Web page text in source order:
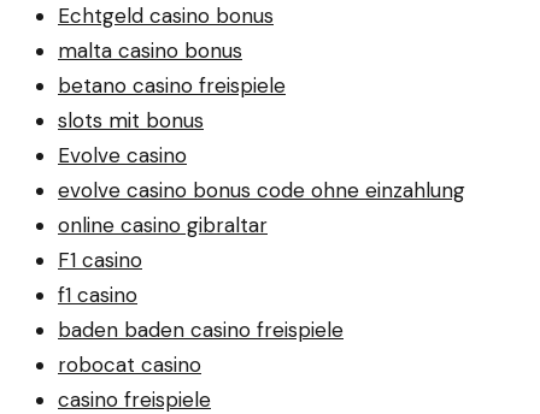
Echtgeld casino bonus
malta casino bonus
betano casino freispiele
slots mit bonus
Evolve casino
evolve casino bonus code ohne einzahlung
online casino gibraltar
F1 casino
f1 casino
baden baden casino freispiele
robocat casino
casino freispiele